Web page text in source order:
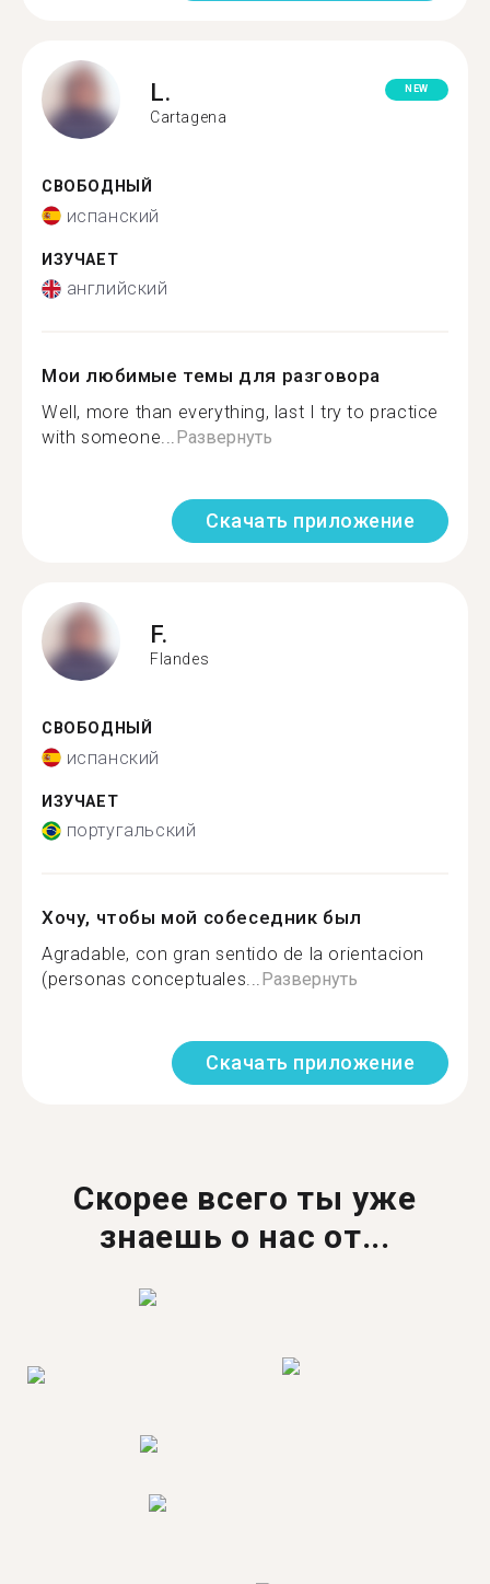
L.
Cartagena
NEW
СВОБОДНЫЙ
испанский
ИЗУЧАЕТ
английский
Мои любимые темы для разговора
Well, more than everything, last I try to practice
with someone...Развернуть
Скачать приложение
F.
Flandes
СВОБОДНЫЙ
испанский
ИЗУЧАЕТ
португальский
Хочу, чтобы мой собеседник был
Agradable, con gran sentido de la orientacion
(personas conceptuales...Развернуть
Скачать приложение
Скорее всего ты уже
знаешь о нас от...